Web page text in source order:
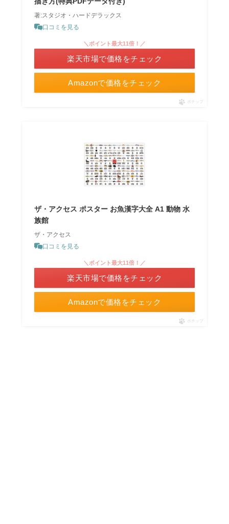
著:スタジオ・ハードデラックス
口コミを見る
Amazonで価格をチェック
＼ポイント最大11倍！／
楽天市場で価格をチェック
ポチップ
ザ・アクセス ポスター お魚漢字大全 A1 動物 水
族館
ザ・アクセス
口コミを見る
Amazonで価格をチェック
＼ポイント最大11倍！／
楽天市場で価格をチェック
ポチップ